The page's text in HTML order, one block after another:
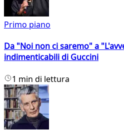
Primo piano
Da "Noi non ci saremo" a
indimenticabili di Guccini
1 min di lettura